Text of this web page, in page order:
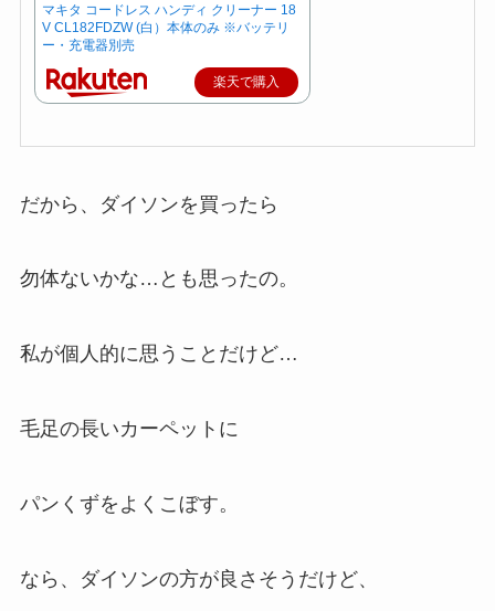
マキタ コードレス ハンディ クリーナー 18
V CL182FDZW (白）本体のみ ※バッテリ
ー・充電器別売
楽天で購入
だから、ダイソンを買ったら
勿体ないかな…とも思ったの。
私が個人的に思うことだけど…
毛足の長いカーペットに
パンくずをよくこぼす。
なら、ダイソンの方が良さそうだけど、